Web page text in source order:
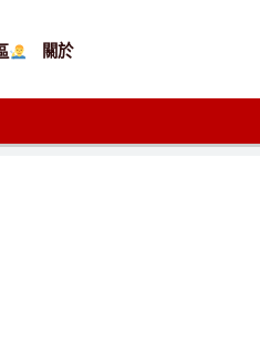
關於